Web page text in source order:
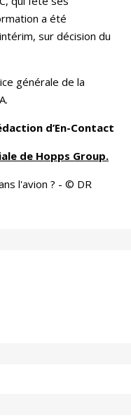
a été
sur décision du
générale de la
d’En-Contact
de Hopps Group.
l'avion ? - © DR